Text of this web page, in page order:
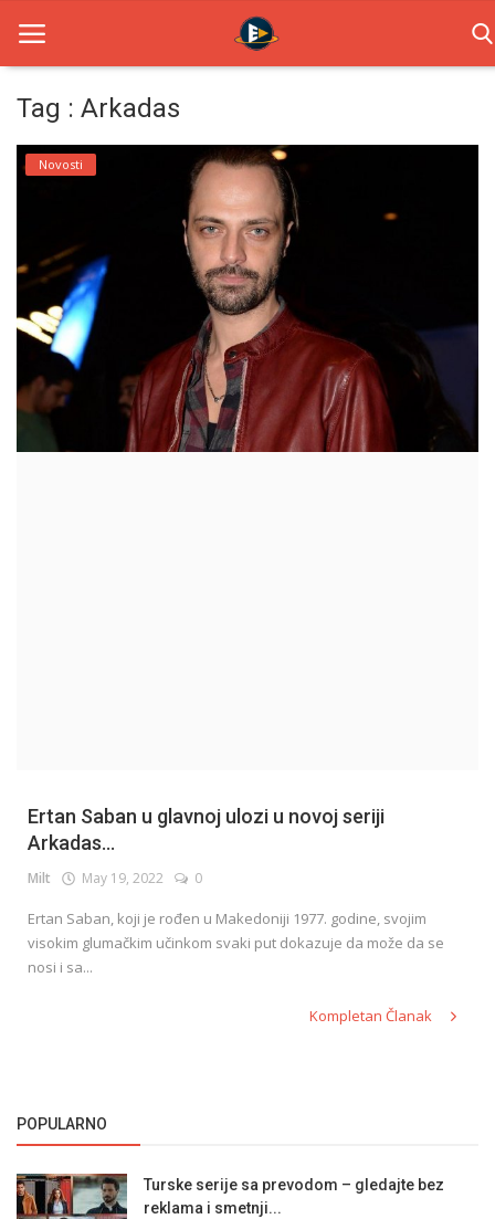
Home
TV Serije
Filmovi
Glumci
Contact
Login
Tag : Arkadas
Novosti
Ertan Saban u glavnoj ulozi u novoj seriji
Arkadas...
Milt May 19, 2022 0
Ertan Saban, koji je rođen u Makedoniji 1977. godine, svojim
visokim glumačkim učinkom svaki put dokazuje da može da se
nosi i sa...
Kompletan Članak
POPULARNO
Turske serije sa prevodom – gledajte bez
reklama i smetnji...